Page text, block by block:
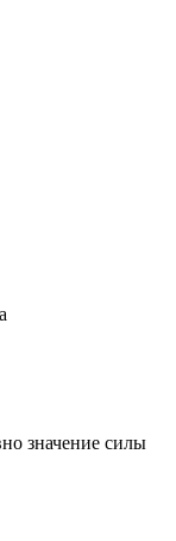
значение силы